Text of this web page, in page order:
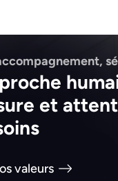
et
valeurs